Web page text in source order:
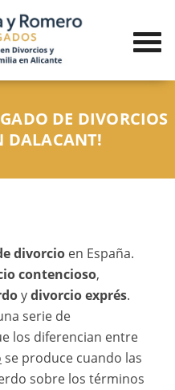
DE DIVORCIOS
DALACANT!
divorcio en España.
contencioso,
ydivorcio exprés.
serie de
los diferencian entre
se produce cuando las
sobre los términos